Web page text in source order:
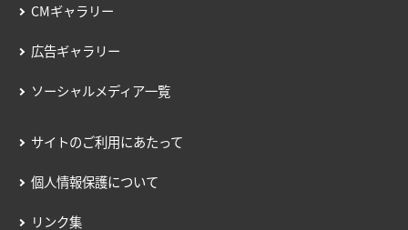
障害者割引および学生割引
きっぷの変更・交換
きっぷをなくした場合
タッチ決済・QR
manaca
運送約款
中部国際空港アクセス
空港アクセスのご案内
名鉄名古屋駅のりば案内
CMギャラリー
広告ギャラリー
ソーシャルメディア一覧
サイトのご利用にあたって
個人情報保護について
リンク集